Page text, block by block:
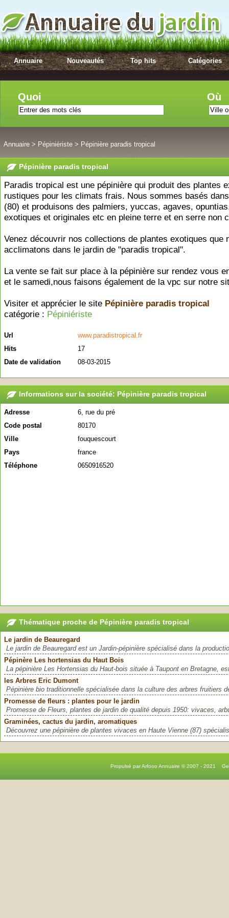
Annuaire Nouveautés Top hits Catégories
Quoi Où
Annuaire > Pépiniériste > Pépinière paradis tropical
Pépinière paradis tropical
Paradis tropical est une pépinière qui produit des plantes
rustiques pour les climats frais. Nous sommes basés
(80) et produisons des palmiers, yuccas, agaves,
exotiques et originales etc en pleine terre et en serre non
Venez découvrir nos collections de plantes exotiques que
acclimatons dans le jardin de "paradis tropical".
La vente se fait sur place à la pépinière sur rendez vous
et le samedi,nous faisons également de la vpc sur notre
Visiter et apprécier le site Pépinière paradis tropical
catégorie : Pépiniériste
Url
www.paradistropical.fr
Hits
17
Date de validation
08-03-2015
Informations sur la société: Pépinière paradis tropical
Adresse
6, rue du pré
Code postal
80170
Ville
fouquescourt
Pays
france
Téléphone
0650916520
Thématique proche de Pépinière paradis tropical
Le jardin de Beauregard
Le jardin de Beauregard est un Jardin-pépinière spécialisé dans la
Pépinère Les hortensias du Haut Bois
La pépinière Les Hortensias du Haut-bois située à Taupont en Bretagne,
les Arbres Eric Dumont
Pépinière bio traditionnelle spécialisée dans la culture des arbres fruitiers
Promesse de fleurs : plantes pour le jardin
Promesse de Fleurs, plantes de jardin de qualité depuis 1950: vivaces,
Graminées, cactus du jardin, aromatiques
Découvrez une pépinière de plantes vivaces en Haute Vienne (87)
Propulsé par Arfooo Annuaire © 2007 - 2021